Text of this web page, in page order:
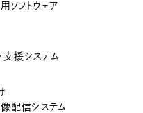
フトウェア
援システム
配信システム